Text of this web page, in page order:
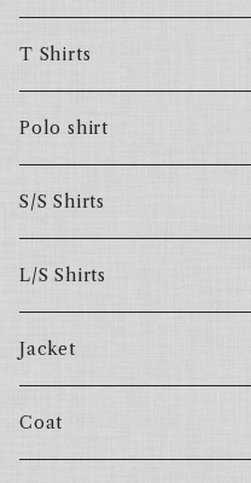
T Shirts
Polo shirt
S/S Shirts
L/S Shirts
Jacket
Coat